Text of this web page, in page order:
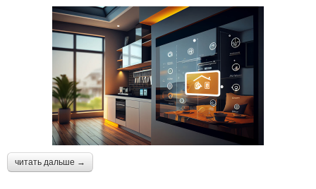
читать дальше →